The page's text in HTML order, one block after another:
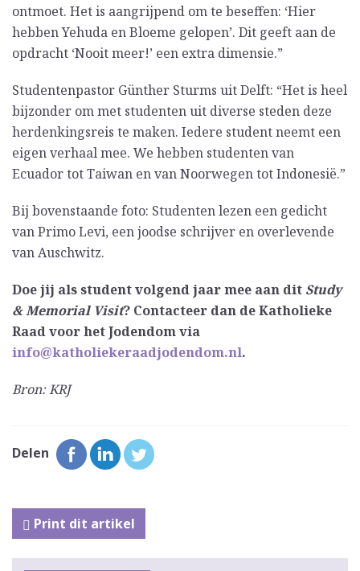
ontmoet. Het is aangrijpend om te beseffen: ‘Hier
hebben Yehuda en Bloeme gelopen’. Dit geeft aan de
opdracht ‘Nooit meer!’ een extra dimensie.”
Studentenpastor Günther Sturms uit Delft: “Het is heel
bijzonder om met studenten uit diverse steden deze
herdenkingsreis te maken. Iedere student neemt een
eigen verhaal mee. We hebben studenten van
Ecuador tot Taiwan en van Noorwegen tot Indonesië.”
Bij bovenstaande foto: Studenten lezen een gedicht
van Primo Levi, een joodse schrijver en overlevende
van Auschwitz.
Doe jij als student volgend jaar mee aan dit Study
& Memorial Visit? Contacteer dan de Katholieke
Raad voor het Jodendom via
info@katholiekeraadjodendom.nl.
Bron: KRJ
Delen
Print dit artikel